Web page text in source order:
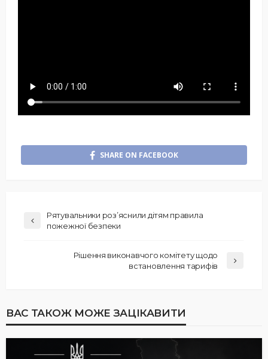
SHARE ON FACEBOOK
Рятувальники роз’яснили дітям правила
пожежної безпеки
Рішення виконавчого комітету щодо
встановлення тарифів
ВАС ТАКОЖ МОЖЕ ЗАЦІКАВИТИ